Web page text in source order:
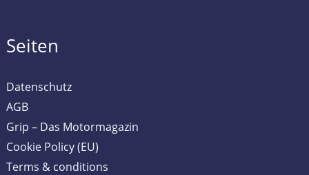
Seiten
Datenschutz
AGB
Grip – Das Motormagazin
Cookie Policy (EU)
Terms & conditions